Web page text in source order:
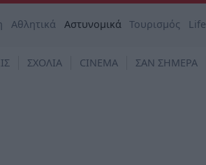
Αθλητικά Αστυνομικά Τουρισμός Life
ΣΧΟΛΙΑ CINEMA ΣΑΝ ΣΗΜΕΡΑ